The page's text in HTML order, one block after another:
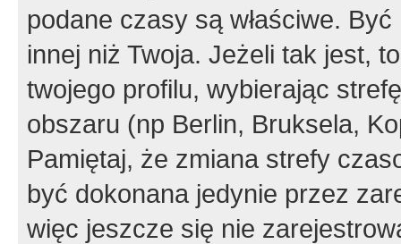
podane czasy są właściwe.
innej niż Twoja. Jeżeli tak jest,
twojego profilu, wybierając
obszaru (np Berlin, Bruksela,
Pamiętaj, że zmiana strefy
być dokonana jedynie przez
więc jeszcze się nie